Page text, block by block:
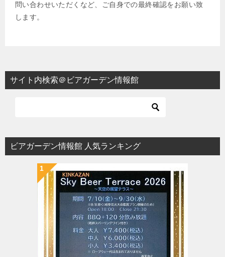
問い合わせいただくなど、ご自身での最終確認をお願い致
します。
サイト内検索＠ビアガーデン情報館
ビアガーデン情報館 人気ランキング